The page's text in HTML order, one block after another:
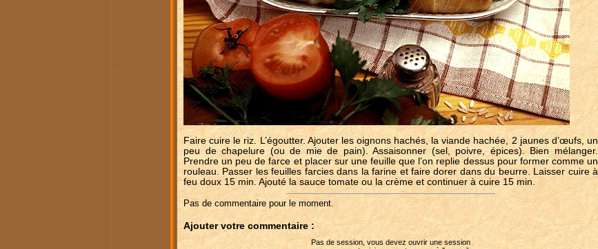
Faire cuire le riz. L’égoutter. Ajouter les oignons hachés, la viande hachée, 2 jaunes d’œufs, un
peu de chapelure (ou de mie de pain). Assaisonner (sel, poivre, épices). Bien mélanger.
Prendre un peu de farce et placer sur une feuille que l’on replie dessus pour former comme un
rouleau. Passer les feuilles farcies dans la farine et faire dorer dans du beurre. Laisser cuire à
feu doux 15 min. Ajouté la sauce tomate ou la crème et continuer à cuire 15 min.
Pas de commentaire pour le moment.
Ajouter votre commentaire :
Pas de session, vous devez ouvrir une session